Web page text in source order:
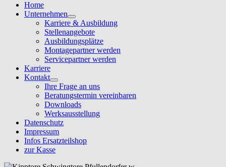
Home
Unternehmen
Karriere & Ausbildung
Stellenangebote
Ausbildungsplätze
Montagepartner werden
Servicepartner werden
Karriere
Kontakt
Ihre Frage an uns
Beratungstermin vereinbaren
Downloads
Werksausstellung
Datenschutz
Impressum
Infos Ersatzteilshop
zur Kasse